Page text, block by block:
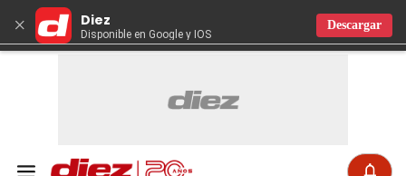
× Diez
Disponible en Google y IOS
Descargar